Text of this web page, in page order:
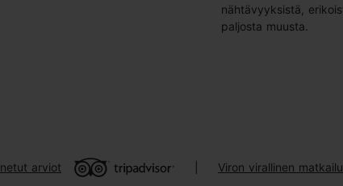
nähtävyyksistä,
paljosta muusta.
arviot Viron virallinen